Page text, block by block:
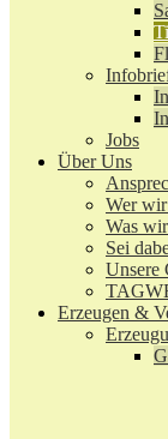
Jobs
Über Uns
Wer
Was
Sei
Unsere
Erzeugen &